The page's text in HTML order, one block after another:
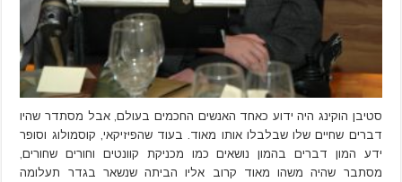
סטיבן הוקינג היה ידוע כאחד האנשים החכמים בעולם, אבל מסתדר שהיו
דברים שחיים שלו שבלבלו אותו מאוד. בעוד שהפיזיקאי, קוסמולוג וסופר
ידע המון דברים בהמון נושאים כמו מכניקת קוונטים וחורים שחורים,
מסתבר שהיה משהו מאוד קרוב אליו הביתה שנשאר בגדר תעלומה